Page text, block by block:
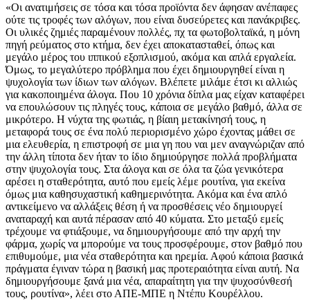
«Οι ανατιμήσεις σε τόσα και τόσα προϊόντα δεν άφησαν ανέπαφες
ούτε τις τροφές των αλόγων, που είναι δυσεύρετες και πανάκριβες.
Οι υλικές ζημιές παραμένουν πολλές, πχ τα φωτοβολταϊκά, η μόνη
πηγή ρεύματος στο κτήμα, δεν έχει αποκατασταθεί, όπως και
μεγάλο μέρος του ιππικού εξοπλισμού, ακόμα και απλά εργαλεία.
Όμως, το μεγαλύτερο πρόβλημα που έχει δημιουργηθεί είναι η
ψυχολογία των ίδιων των αλόγων. Βλέπετε μιλάμε έτσι κι αλλιώς
για κακοποιημένα άλογα. Που 10 χρόνια δίπλα μας είχαν καταφέρει
να επουλώσουν τις πληγές τους, κάποια σε μεγάλο βαθμό, άλλα σε
μικρότερο. Η νύχτα της φωτιάς, η βίαιη μετακίνησή τους, η
μεταφορά τους σε ένα πολύ περιορισμένο χώρο έχοντας μάθει σε
μια ελευθερία, η επιστροφή σε μια γη που ναι μεν αναγνώριζαν από
την άλλη τίποτα δεν ήταν το ίδιο δημιούργησε πολλά προβλήματα
στην ψυχολογία τους. Στα άλογα και σε όλα τα ζώα γενικότερα
αρέσει η σταθερότητα, αυτό που εμείς λέμε ρουτίνα, για εκείνα
όμως μια καθησυχαστική καθημερινότητα. Ακόμα και ένα απλό
αντικείμενο να αλλάξεις θέση ή να προσθέσεις νέο δημιουργεί
αναταραχή και αυτά πέρασαν από 40 κύματα. Στο μεταξύ εμείς
τρέχουμε να φτιάξουμε, να δημιουργήσουμε από την αρχή την
φάρμα, χωρίς να μπορούμε να τους προσφέρουμε, στον βαθμό που
επιθυμούμε, μια νέα σταθερότητα και ηρεμία. Αφού κάποια βασικά
πράγματα έγιναν τώρα η βασική μας προτεραιότητα είναι αυτή. Να
δημιουργήσουμε ξανά μια νέα, απαραίτητη για την ψυχοσύνθεσή
τους, ρουτίνα», λέει στο ΑΠΕ-ΜΠΕ η Ντέπυ Κουρέλλου.